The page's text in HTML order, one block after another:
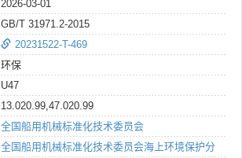
2026-03-01
GB/T 31971.2-2015
20231522-T-469
环保
U47
13.020.99,47.020.99
全国船用机械标准化技术委员会
全国船用机械标准化技术委员会海上环境保护分